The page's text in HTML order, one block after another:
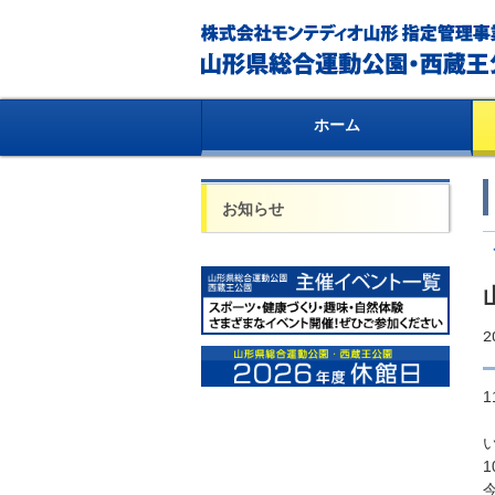
ホーム
お知らせ